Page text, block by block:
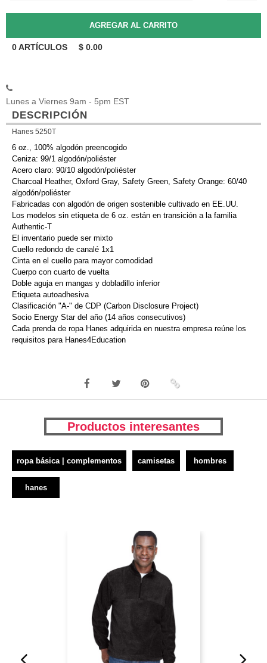
0ARTÍCULOS $ 0.00
Lunes a Viernes 9am - 5pm EST
DESCRIPCIÓN
Hanes 5250T
6 oz., 100% algodón preencogido
Ceniza: 99/1 algodón/poliéster
Acero claro: 90/10 algodón/poliéster
Charcoal Heather, Oxford Gray, Safety Green, Safety Orange: 60/40
algodón/poliéster
Fabricadas con algodón de origen sostenible cultivado en EE.UU.
Los modelos sin etiqueta de 6 oz. están en transición a la familia
Authentic-T
El inventario puede ser mixto
Cuello redondo de canalé 1x1
Cinta en el cuello para mayor comodidad
Cuerpo con cuarto de vuelta
Doble aguja en mangas y dobladillo inferior
Etiqueta autoadhesiva
Clasificación "A-" de CDP (Carbon Disclosure Project)
Socio Energy Star del año (14 años consecutivos)
Cada prenda de ropa Hanes adquirida en nuestra empresa reúne los
requisitos para Hanes4Education
Productos interesantes
ropa básica | complementos camisetas hombres
hanes